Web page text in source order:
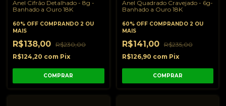
Anel Cifrão Detalhado - 8g -
Banhado a Ouro 18K
60% OFF COMPRANDO 2 OU
MAIS
R$138,00 R$230,00
R$124,20 com Pix
COMPRAR
Anel Quadrado Cravejado - 6g-
Banhado a Ouro 18K
60% OFF COMPRANDO 2 OU
MAIS
R$141,00 R$235,00
R$126,90 com Pix
COMPRAR